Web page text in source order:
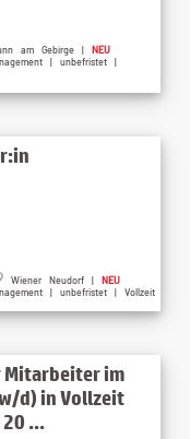
am Gebirge | NEU
| unbefristet |
Wiener Neudorf | NEU
| unbefristet | Vollzeit
Mitarbeiter im
d) in Vollzeit
...